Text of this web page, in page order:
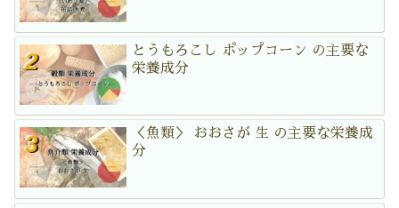
とうもろこし ポップコーン の主要な
栄養成分
＜魚類＞ おおさが 生 の主要な栄養成
分